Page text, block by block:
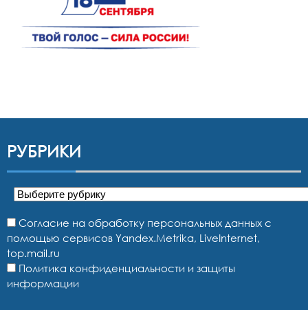
РУБРИКИ
Рубрики
Согласие на обработку персональных данных с
помощью сервисов Yandex.Metrika, LiveInternet,
top.mail.ru
Политика конфиденциальности и защиты
информации